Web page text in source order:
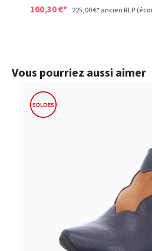
160,30 €* 225,00 €*ancien RLP
Ignorer la galerie de produits
Vous pourriez aussi aimer